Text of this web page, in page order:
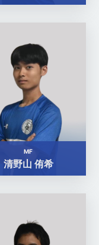
MF
清野山 侑希